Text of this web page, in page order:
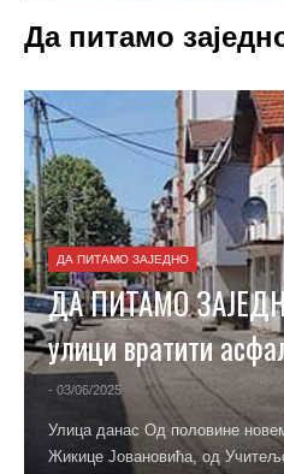
Да питамо
ДА ПИТАМО ЗАЈЕДНО
ДА ПИТАМО
одложити
Неколико наших читалаца